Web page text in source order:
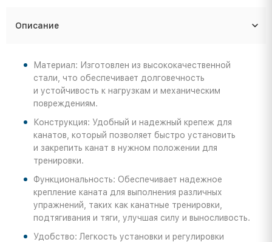
Описание
Материал: Изготовлен из высококачественной
стали, что обеспечивает долговечность
и устойчивость к нагрузкам и механическим
повреждениям.
Конструкция: Удобный и надежный крепеж для
канатов, который позволяет быстро установить
и закрепить канат в нужном положении для
тренировки.
Функциональность: Обеспечивает надежное
крепление каната для выполнения различных
упражнений, таких как канатные тренировки,
подтягивания и тяги, улучшая силу и выносливость.
Удобство: Легкость установки и регулировки